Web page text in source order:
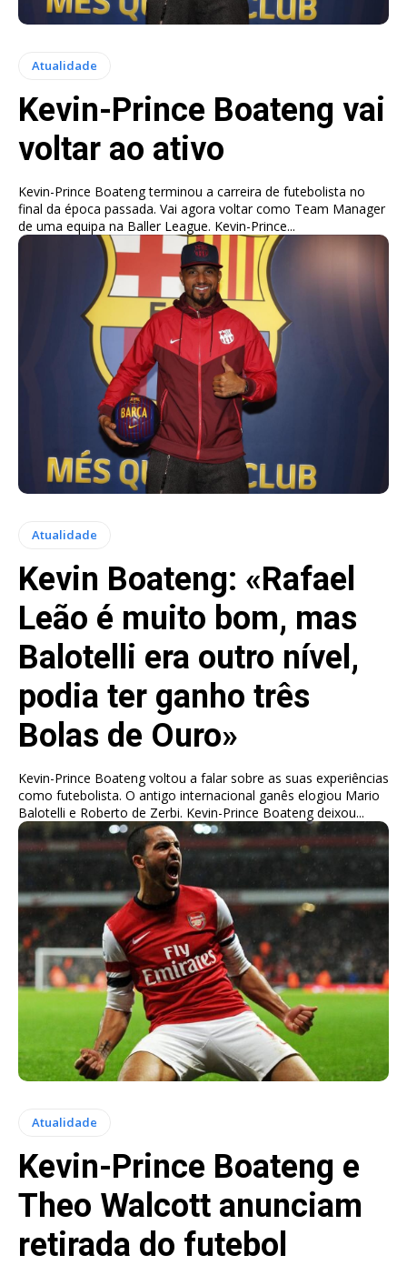
Atualidade
Kevin-Prince Boateng vai
voltar ao ativo
Kevin-Prince Boateng terminou a carreira de futebolista no
final da época passada. Vai agora voltar como Team Manager
de uma equipa na Baller League. Kevin-Prince...
Atualidade
Kevin Boateng: «Rafael
Leão é muito bom, mas
Balotelli era outro nível,
podia ter ganho três
Bolas de Ouro»
Kevin-Prince Boateng voltou a falar sobre as suas experiências
como futebolista. O antigo internacional ganês elogiou Mario
Balotelli e Roberto de Zerbi. Kevin-Prince Boateng deixou...
Atualidade
Kevin-Prince Boateng e
Theo Walcott anunciam
retirada do futebol